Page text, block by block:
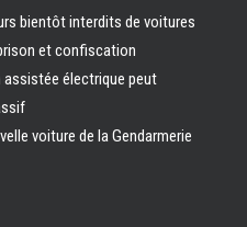
bientôt interdits de voitures
et confiscation
assistée électrique peut
voiture de la Gendarmerie